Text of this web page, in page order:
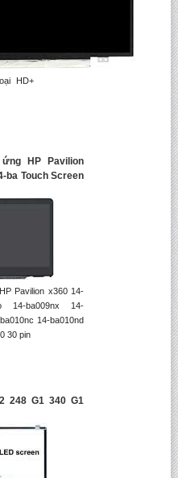
HD+
HP Pavilion
ba Touch Screen
Pavilion x360 14-
14-ba009nx 14-
14-ba010nd
30 pin
248 G1 340 G1